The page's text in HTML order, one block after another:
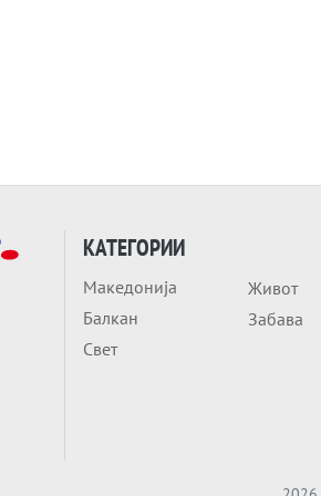
КАТЕГОРИИ
Македонија
Балкан
Свет
Живот
Забава